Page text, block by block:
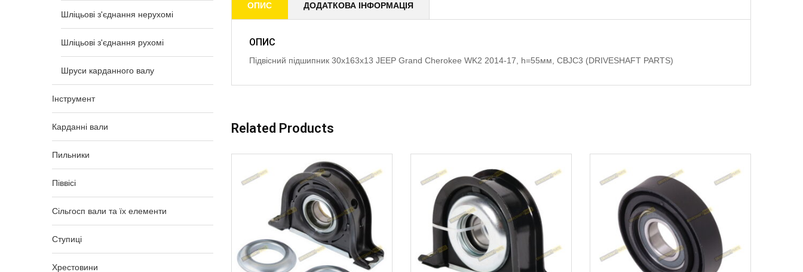
Шліцьові з'єднання нерухомі
Шліцьові з'єднання рухомі
Шруси карданного валу
Інструмент
Карданні вали
Пильники
Піввісі
Сільгосп вали та їх елементи
Ступиці
Хрестовини
ОПИС ДОДАТКОВА ІНФОРМАЦІЯ
ОПИС
Підвісний підшипник 30x163x13 JEEP Grand Cherokee WK2 2014-17, h=55мм, CBJC3 (DRIVESHAFT PARTS)
Related Products